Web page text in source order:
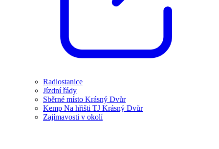
Radiostanice
Jízdní řády
Sběrné místo Krásný Dvůr
Kemp Na hřišti TJ Krásný Dvůr
Zajímavosti v okolí